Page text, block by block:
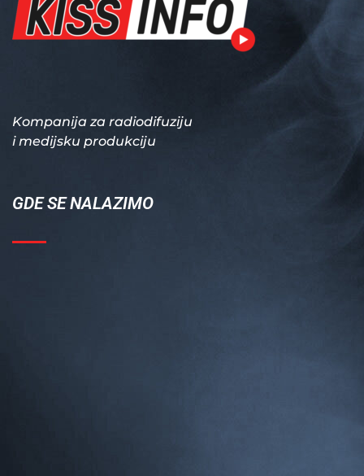
Kompanija za radiodifuziju
i medijsku produkciju
GDE SE NALAZIMO